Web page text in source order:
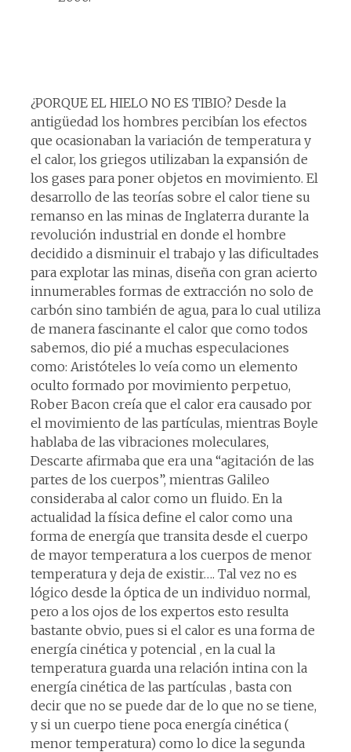
¿PORQUE EL HIELO NO ES TIBIO? Desde la
antigüedad los hombres percibían los efectos
que ocasionaban la variación de temperatura y
el calor, los griegos utilizaban la expansión de
los gases para poner objetos en movimiento. El
desarrollo de las teorías sobre el calor tiene su
remanso en las minas de Inglaterra durante la
revolución industrial en donde el hombre
decidido a disminuir el trabajo y las dificultades
para explotar las minas, diseña con gran acierto
innumerables formas de extracción no solo de
carbón sino también de agua, para lo cual utiliza
de manera fascinante el calor que como todos
sabemos, dio pié a muchas especulaciones
como: Aristóteles lo veía como un elemento
oculto formado por movimiento perpetuo,
Rober Bacon creía que el calor era causado por
el movimiento de las partículas, mientras Boyle
hablaba de las vibraciones moleculares,
Descarte afirmaba que era una “agitación de las
partes de los cuerpos”, mientras Galileo
consideraba al calor como un fluido. En la
actualidad la física define el calor como una
forma de energía que transita desde el cuerpo
de mayor temperatura a los cuerpos de menor
temperatura y deja de existir…. Tal vez no es
lógico desde la óptica de un individuo normal,
pero a los ojos de los expertos esto resulta
bastante obvio, pues si el calor es una forma de
energía cinética y potencial , en la cual la
temperatura guarda una relación intina con la
energía cinética de las partículas , basta con
decir que no se puede dar de lo que no se tiene,
y si un cuerpo tiene poca energía cinética (
menor temperatura) como lo dice la segunda